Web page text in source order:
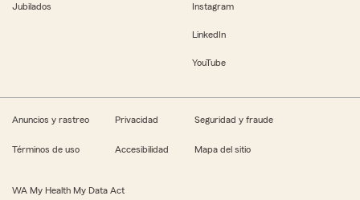
Jubilados Instagram
LinkedIn
YouTube
Anuncios y rastreo Privacidad Seguridad y fraude
Términos de uso Accesibilidad Mapa del sitio
WA My Health My Data Act